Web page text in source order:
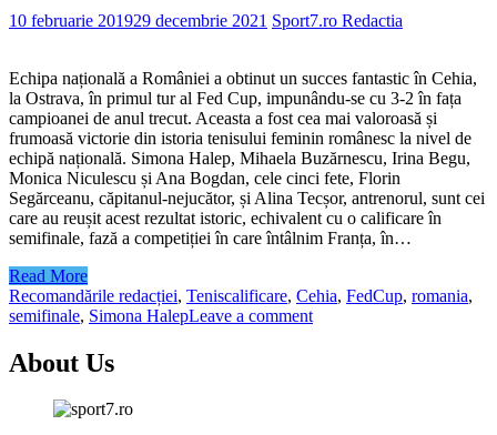
10 februarie 201929 decembrie 2021 Sport7.ro Redactia
Echipa națională a României a obtinut un succes fantastic în Cehia,
la Ostrava, în primul tur al Fed Cup, impunându-se cu 3-2 în fața
campioanei de anul trecut. Aceasta a fost cea mai valoroasă și
frumoasă victorie din istoria tenisului feminin românesc la nivel de
echipă națională. Simona Halep, Mihaela Buzărnescu, Irina Begu,
Monica Niculescu și Ana Bogdan, cele cinci fete, Florin
Segărceanu, căpitanul-nejucător, și Alina Tecșor, antrenorul, sunt cei
care au reușit acest rezultat istoric, echivalent cu o calificare în
semifinale, fază a competiției în care întâlnim Franța, în…
Read More
Recomandările redacției, Teniscalificare, Cehia, FedCup, romania,
semifinale, Simona HalepLeave a comment
About Us